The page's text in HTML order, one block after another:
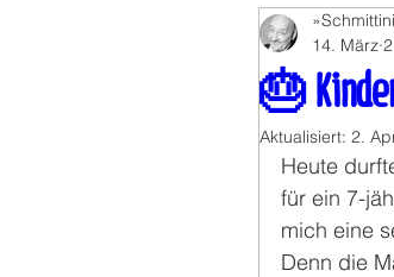
🎂
14. März
Aktualisiert: 2.
Heute
für ein 7-
mich eine
Denn die